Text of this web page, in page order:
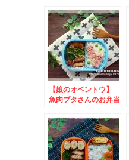
【娘のオベントウ】
魚肉ブタさんのお弁当